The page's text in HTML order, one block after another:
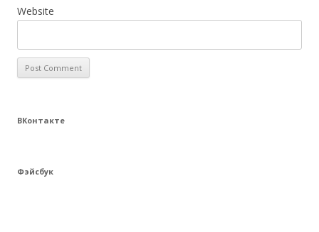
Website
ВКонтакте
Фэйсбук